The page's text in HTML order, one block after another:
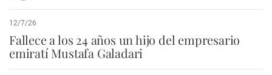
12/7/26
Fallece a los 24 años un hijo del empresario
emiratí Mustafa Galadari